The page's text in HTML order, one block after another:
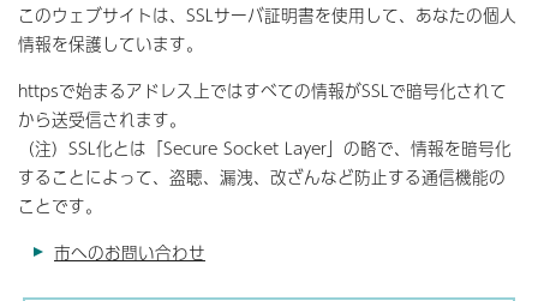
このウェブサイトは、SSLサーバ証明書を使用して、あなたの個人
情報を保護しています。
httpsで始まるアドレス上ではすべての情報がSSLで暗号化されて
から送受信されます。
（注）SSL化とは「Secure Socket Layer」の略で、情報を暗号化
することによって、盗聴、漏洩、改ざんなど防止する通信機能の
ことです。
市へのお問い合わせ